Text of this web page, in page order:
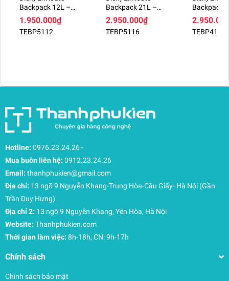
cận bình nước để duy trì năng lượng cả ngày dài.
Thiết kế công thái học và Tiện ích vượt trội
Quai đeo vai êm ái: Được thiết kế để phân bổ
balo tại văn phòng, trường học.
dụng vải 200D tái chế 100% không nhuộm, minh
chứng cho cam kết bền vững của JanSport.
Backpack 12L –
TEBP5112
1.950.000₫
TEBP5112
Backpack 21L –
TEBP5116
2.950.000₫
TEBP5116
Backpack
TEBP4116
TEBP4116
Hotline: 0976.23.24.26-
Mua buôn liên hệ: 0912.23.24.26
Email: thanhphukien@gmail.com
Địa chỉ: 13 ngõ 9 Nguyễn Khang-Trung Hòa-Cầu Giấy- Hà Nội (Gần
Trần Duy Hưng)
Địa chỉ 2: 13 ngõ 9 Nguyễn Khang, Yên Hòa, Hà Nội
Website: Thanhphukien.com
Thời gian làm việc: 8h-18h, CN: 9h-17h
Chính sách
Chính sách bảo mật